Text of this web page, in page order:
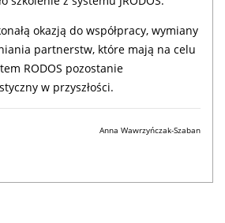
okazją do współpracy, wymiany
partnerstw, które mają na celu
RODOS pozostanie
w przyszłości.
Anna Wawrzyńczak-Szaban